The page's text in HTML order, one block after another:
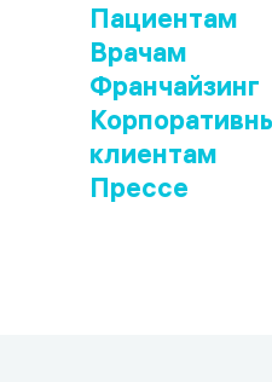
Пациентам
Врачам
Франчайзинг
клиентам
Прессе